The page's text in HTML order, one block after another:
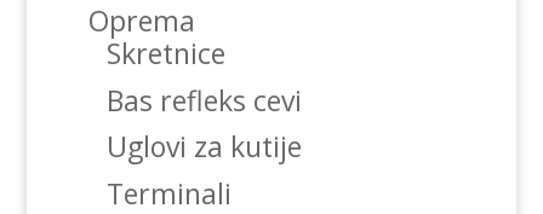
Oprema
Skretnice
Bas refleks cevi
Uglovi za kutije
Terminali